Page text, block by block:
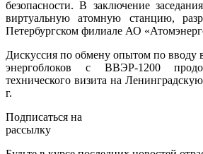
безопасности. В заключение
виртуальную атомную станцию,
Петербургском филиале АО
Дискуссия по обмену опытом по вводу
энергоблоков с ВВЭР-1200
технического визита на
г.
Подписаться на
рассылку